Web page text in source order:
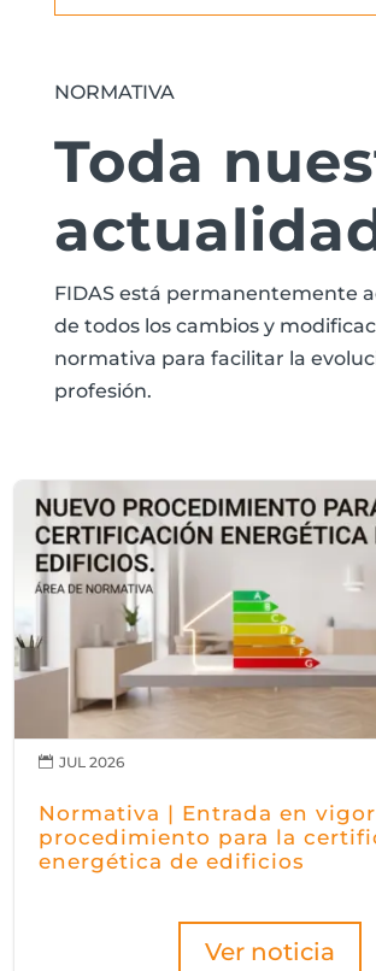
NORMATIVA
Toda
FIDAS está permanentemente
de todos los cambios y
normativa para facilitar la
profesión.
Normativa | Entrada en
procedimiento para la
energética de edificios
Ver noticia
 JUL 2026